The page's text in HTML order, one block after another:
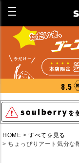
8.5
HOME
すべてを見る
ちょっぴりアート気分な